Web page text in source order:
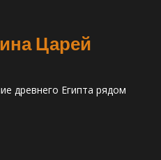
Царей
древнего Египта рядом